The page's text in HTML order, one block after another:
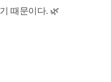
때문이다. 🌿